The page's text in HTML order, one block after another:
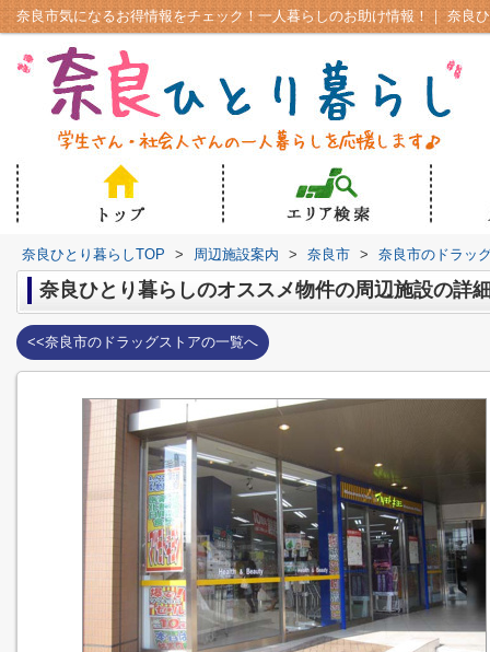
奈良ひとり暮らしTOP > 周辺施設案内 > 奈良市 > 奈良市のドラッ
奈良ひとり暮らしのオススメ物件の周辺施設の詳
<<奈良市のドラッグストアの一覧へ